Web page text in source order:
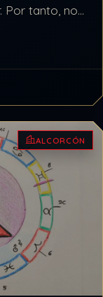
Por tanto, no
ALCORCÓN